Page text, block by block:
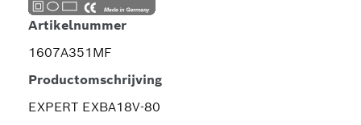
Artikelnummer
1607A351MF
Productomschrijving
EXPERT EXBA18V-80